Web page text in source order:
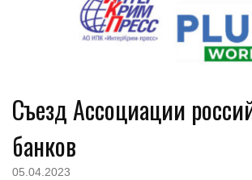
Съезд Ассоциации
банков
05.04.2023